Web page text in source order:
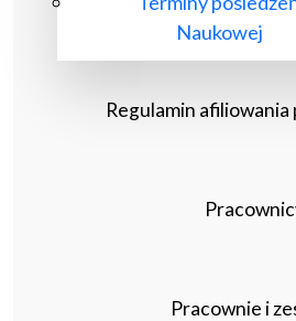
Naukowej
Regulamin afiliowania
Pracownie i